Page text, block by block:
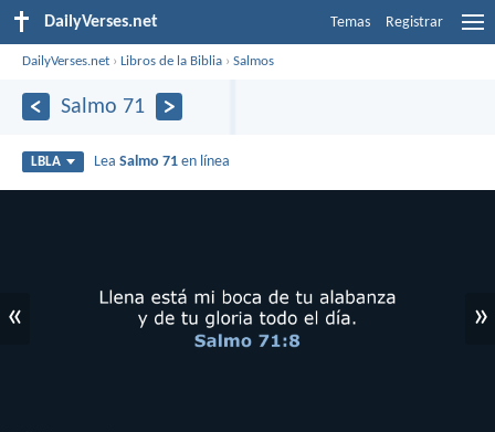
DailyVerses.net Temas Registrar
DailyVerses.net ›Libros de la Biblia ›Salmos
Salmo 71
LBLA LeaSalmo 71 en línea
« »